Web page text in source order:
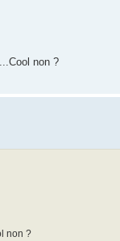
non ?
non ?